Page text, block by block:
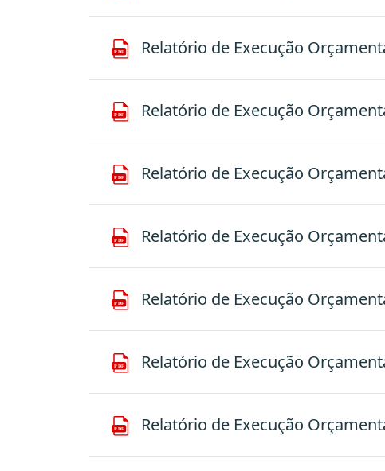
Relatório de Execução
Relatório de Execução
Relatório de Execução
Relatório de Execução
Relatório de Execução
Relatório de Execução
Relatório de Execução